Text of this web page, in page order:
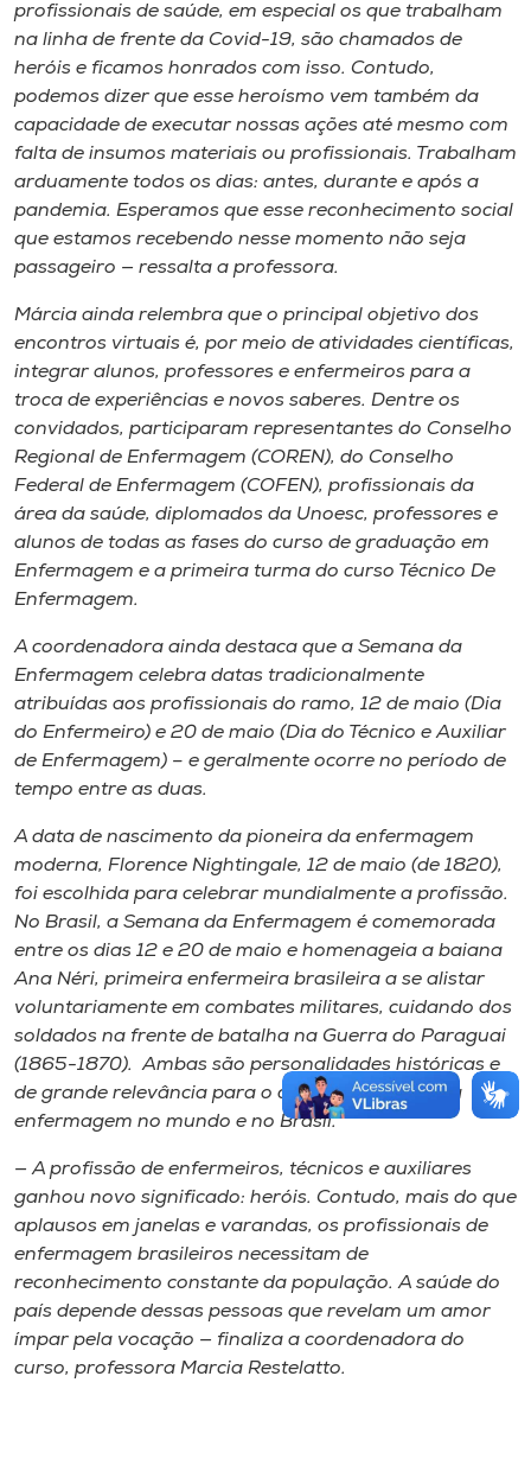
profissionais de saúde, em especial os que trabalham
na linha de frente da Covid-19, são chamados de
heróis e ficamos honrados com isso. Contudo,
podemos dizer que esse heroísmo vem também da
capacidade de executar nossas ações até mesmo com
falta de insumos materiais ou profissionais. Trabalham
arduamente todos os dias: antes, durante e após a
pandemia. Esperamos que esse reconhecimento social
que estamos recebendo nesse momento não seja
passageiro — ressalta a professora.
Márcia ainda relembra que o principal objetivo dos
encontros virtuais é, por meio de atividades científicas,
integrar alunos, professores e enfermeiros para a
troca de experiências e novos saberes. Dentre os
convidados, participaram representantes do Conselho
Regional de Enfermagem (COREN), do Conselho
Federal de Enfermagem (COFEN), profissionais da
área da saúde, diplomados da Unoesc, professores e
alunos de todas as fases do curso de graduação em
Enfermagem e a primeira turma do curso Técnico De
Enfermagem.
A coordenadora ainda destaca que a Semana da
Enfermagem celebra datas tradicionalmente
atribuídas aos profissionais do ramo, 12 de maio (Dia
do Enfermeiro) e 20 de maio (Dia do Técnico e Auxiliar
de Enfermagem) – e geralmente ocorre no período de
tempo entre as duas.
A data de nascimento da pioneira da enfermagem
moderna, Florence Nightingale, 12 de maio (de 1820),
foi escolhida para celebrar mundialmente a profissão.
No Brasil, a Semana da Enfermagem é comemorada
entre os dias 12 e 20 de maio e homenageia a baiana
Ana Néri, primeira enfermeira brasileira a se alistar
voluntariamente em combates militares, cuidando dos
soldados na frente de batalha na Guerra do Paraguai
(1865-1870). Ambas são personalidades históricas e
de grande relevância para o desenvolvimento da
enfermagem no mundo e no Brasil.
— A profissão de enfermeiros, técnicos e auxiliares
ganhou novo significado: heróis. Contudo, mais do que
aplausos em janelas e varandas, os profissionais de
enfermagem brasileiros necessitam de
reconhecimento constante da população. A saúde do
país depende dessas pessoas que revelam um amor
ímpar pela vocação — finaliza a coordenadora do
curso, professora Marcia Restelatto.